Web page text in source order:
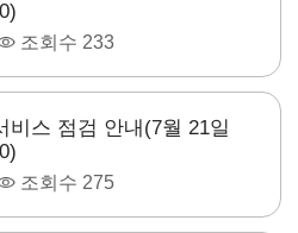
조회수 233
비스 점검 안내(7월 21일
조회수 275